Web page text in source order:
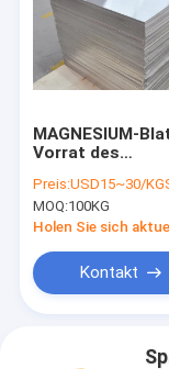
MAGNESIUM-
Vorrat des
Photogravüre-
Magnesium-
Legierungs-
Preis:USD15~30/
MOQ:100KG
Holen Sie sich
Kontakt